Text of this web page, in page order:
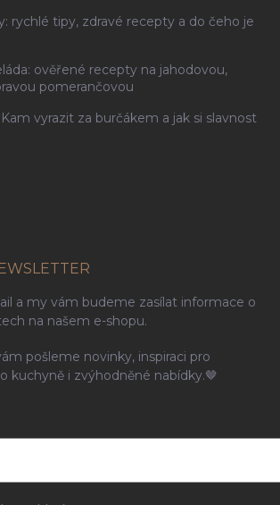
rychlé tipy, zdravé recepty a do čeho je
ověřené recepty na jahodovou,
pomerančovou
vyrazit za burčákem a jak si slavnost
a my vám budeme zasílat informace o
na našem e-shopu.
pošleme novinky, inspiraci pro
kuchyně i zvýhodněné nabídky.🤎